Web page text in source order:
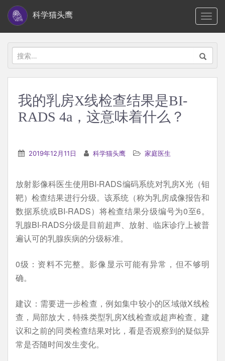
i
科学猫头鹰
搜
索：
我的乳房X线检查结果是BI-
RADS 4a，这意味着什么？
2019年12月11日 科学猫头鹰 家庭医生
放射影像科医生使用BI-RADS编码系统对乳房X光（钼
靶）检查结果进行分级。该系统（称为乳房成像报告和
数据系统或BI-RADS）将检查结果分级编号为0至6。
乳腺BI-RADS分级是目前超声、放射、临床诊疗上被普
遍认可的乳腺疾病的分级标准。
0级：资料不完整。影像显示可能有异常，但不够明
确。
建议：需要进一步检查，例如集中较小的区域做X线检
查，局部放大，特殊类型乳房X线检查或超声检查。建
议和之前的同类检查结果对比，看是否观察到的疑似异
常是否随时间发生变化。